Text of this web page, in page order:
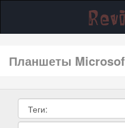
планшеты